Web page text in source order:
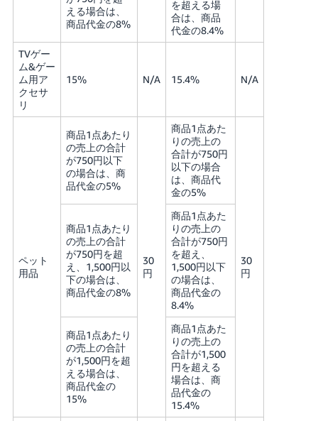
える場合は、
商品代金の8%
を超える場
合は、商品
代金の8.4%
TVゲー
ム&ゲー
ム用ア
クセサ
リ
15% N/A 15.4% N/A
ペット
用品
商品1点あたり
の売上の合計
が750円以下
の場合は、商
品代金の5%
30
円
商品1点あた
りの売上の
合計が750円
以下の場合
は、商品代
金の5%
30
円
商品1点あたり
の売上の合計
が750円を超
え、1,500円以
下の場合は、
商品代金の8%
商品1点あた
りの売上の
合計が750円
を超え、
1,500円以下
の場合は、
商品代金の
8.4%
商品1点あたり
の売上の合計
が1,500円を超
える場合は、
商品代金の
15%
商品1点あた
りの売上の
合計が1,500
円を超える
場合は、商
品代金の
15.4%